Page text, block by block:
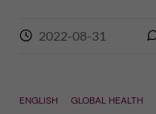
2022-08-31
ENGLISH GLOBAL HEALTH